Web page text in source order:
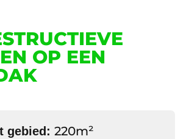
OP EEN
gebied: 220m²